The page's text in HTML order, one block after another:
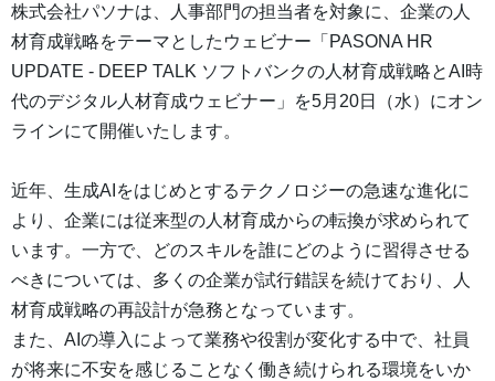
株式会社パソナは、人事部門の担当者を対象に、企業の人
材育成戦略をテーマとしたウェビナー「PASONA HR
UPDATE - DEEP TALK ソフトバンクの人材育成戦略とAI時
代のデジタル人材育成ウェビナー」を5月20日（水）にオン
ラインにて開催いたします。
近年、生成AIをはじめとするテクノロジーの急速な進化に
より、企業には従来型の人材育成からの転換が求められて
います。一方で、どのスキルを誰にどのように習得させる
べきについては、多くの企業が試行錯誤を続けており、人
材育成戦略の再設計が急務となっています。
また、AIの導入によって業務や役割が変化する中で、社員
が将来に不安を感じることなく働き続けられる環境をいか